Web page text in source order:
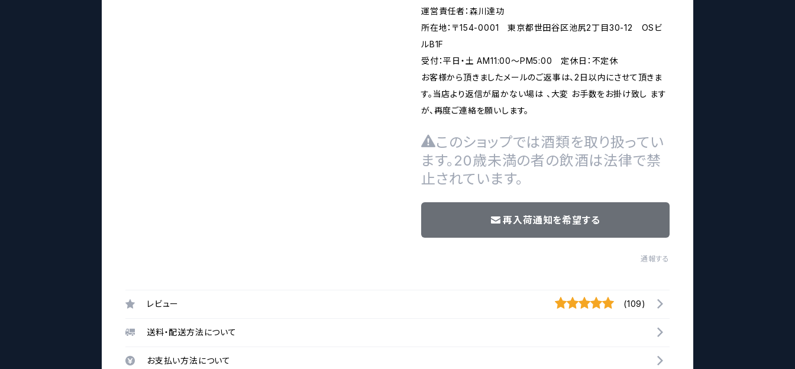
運営責任者：森川達功
所在地：〒154-0001 東京都世田谷区池尻2丁目30-12 OSビ
ルB1F
受付：平日・土 AM11:00～PM5:00 定休日：不定休
お客様から頂きましたメールのご返事は、2日以内にさせて頂きま
す。当店より返信が届かない場は 、大変 お手数をお掛け致し ます
が、再度ご連絡を願いします。
このショップでは酒類を取り扱ってい
ます。20歳未満の者の飲酒は法律で禁
止されています。
再入荷通知を希望する
通報する
レビュー (109)
送料・配送方法について
お支払い方法について